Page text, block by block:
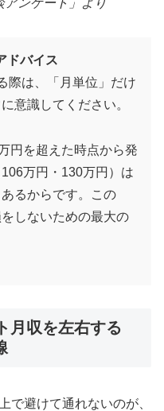
ンケート」より
ドバイス
際は、「月単位」だけ
意識してください。
円を超えた時点から発
万円・130万円）は
るからです。この
しないための最大の
月収を左右する
で避けて通れないのが、